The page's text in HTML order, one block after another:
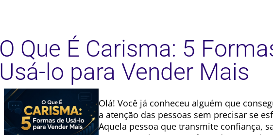
O Que É Carisma: 5
Usá-lo para Vender Mais
Olá! Você já conheceu alguém que
a atenção das pessoas sem precisar se
Aquela pessoa que transmite confiança,